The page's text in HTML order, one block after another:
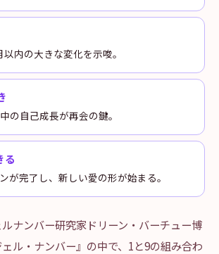
内の大きな変化を示唆。
の自己成長が再会の鍵。
る
が完了し、新しい愛の形が始まる。
ナンバー研究家ドリーン・バーチュー博
ル・ナンバー』の中で、1と9の組み合わ